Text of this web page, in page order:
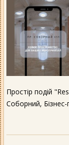
Простір подій
Соборний, Бізнес-